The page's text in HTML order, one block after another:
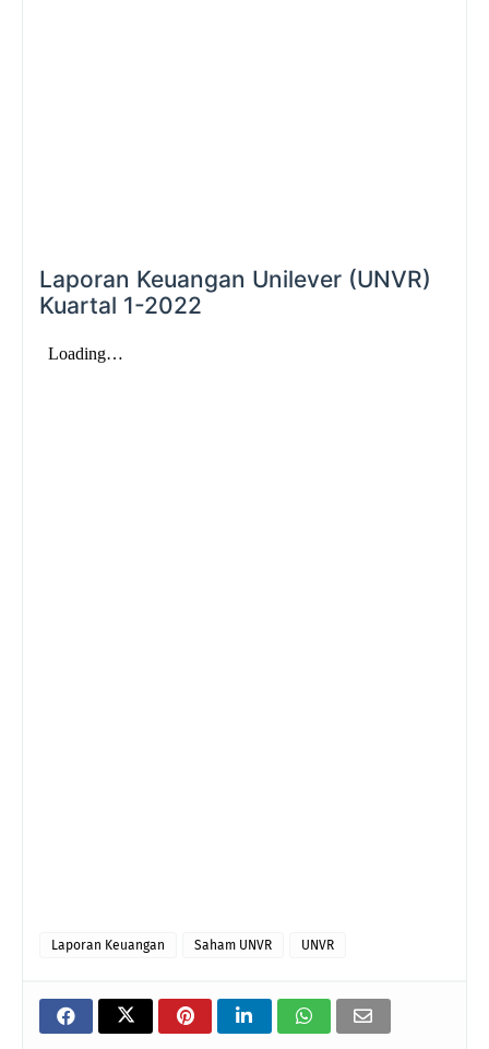
Laporan Keuangan Unilever (UNVR)
Kuartal 1-2022
Laporan Keuangan Saham UNVR UNVR